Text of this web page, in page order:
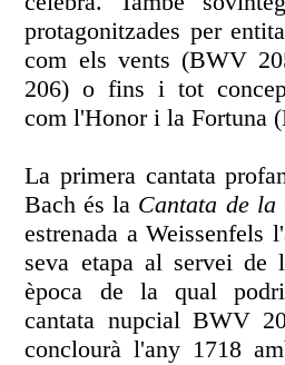
protagonitzades per
com els vents (BWV
206) o fins i tot
com l'Honor i la Fortuna
La primera cantata
Bach és la Cantata de la
estrenada a Weissenfels
seva etapa al servei de
època de la qual
cantata nupcial BWV
conclourà l'any 1718